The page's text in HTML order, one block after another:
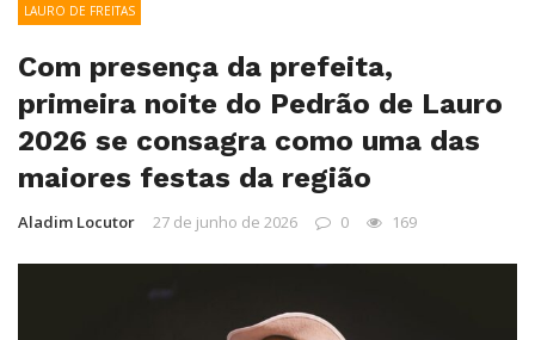
LAURO DE FREITAS
Com presença da prefeita,
primeira noite do Pedrão de Lauro
2026 se consagra como uma das
maiores festas da região
Aladim Locutor 27 de junho de 2026 0 169